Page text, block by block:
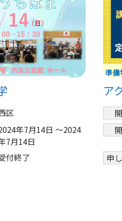
区
年7月14日 ～2024
7月14日
付終了
ア
申